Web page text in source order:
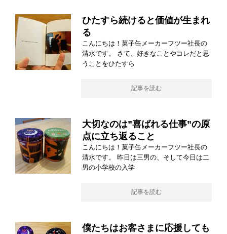
ひたすら続けると価値が生まれ
る
こんにちは！菓子缶メーカーフツー社長の
清水です。 さて、好きなことやコレだと思
うことをひたすら
記事を読む
大切なのは”喜ばれる仕事”の原
点に立ち返ること
こんにちは！菓子缶メーカーフツー社長の
清水です。 昨日は三男の、そして今日は二
男の小学校の入学
記事を読む
僕たちはお客さまに応援しても